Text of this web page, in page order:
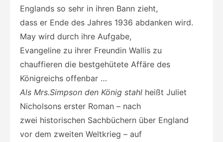
Englands so sehr in ihren Bann zieht,
dass er Ende des Jahres 1936 abdanken wird.
May wird durch ihre Aufgabe,
Evangeline zu ihrer Freundin Wallis zu
chauffieren die bestgehütete Affäre des
Königreichs offenbar …
Als Mrs.Simpson den König stahl heißt Juliet
Nicholsons erster Roman – nach
zwei historischen Sachbüchern über England
vor dem zweiten Weltkrieg – auf